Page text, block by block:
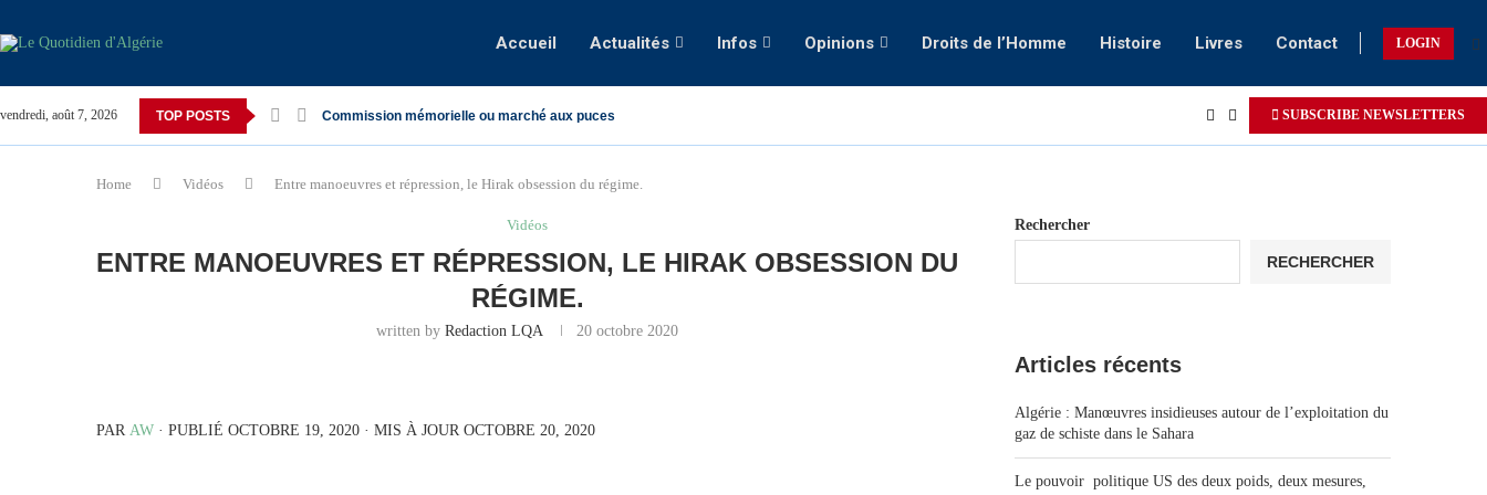
Accueil Actualités Infos Opinions Droits de l’Homme Histoire Livres Contact LOGIN
vendredi, août 7, 2026 TOP POSTS Commission mémorielle ou marché aux puces SUBSCRIBE NEWSLETTERS
Home Vidéos Entre manoeuvres et répression, le Hirak obsession du régime.
Vidéos
ENTRE MANOEUVRES ET RÉPRESSION, LE HIRAK OBSESSION DU
RÉGIME.
written byRedaction LQA 20 octobre 2020
PAR AW · PUBLIÉ OCTOBRE 19, 2020 · MIS À JOUR OCTOBRE 20, 2020
Rechercher
RECHERCHER
Articles récents
Algérie : Manœuvres insidieuses autour de l’exploitation du
gaz de schiste dans le Sahara
Le pouvoir politique US des deux poids, deux mesures,